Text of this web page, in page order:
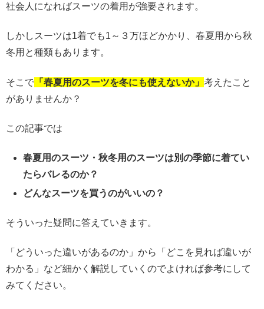
社会人になればスーツの着用が強要されます。
しかしスーツは1着でも1～３万ほどかかり、春夏用から秋
冬用と種類もあります。
そこで 「春夏用のスーツを冬にも使えないか」 考えたこと
がありませんか？
この記事では
春夏用のスーツ・秋冬用のスーツは別の季節に着てい
たらバレるのか？
どんなスーツを買うのがいいの？
そういった疑問に答えていきます。
「どういった違いがあるのか」から「どこを見れば違いが
わかる」など細かく解説していくのでよければ参考にして
みてください。